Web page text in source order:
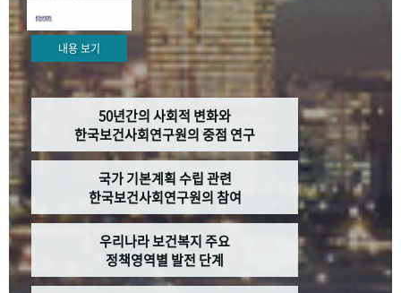
내용 보기
50년간의 사회적 변화와
한국보건사회연구원의 중점 연구
국가 기본계획 수립 관련
한국보건사회연구원의 참여
우리나라 보건복지 주요
정책영역별 발전 단계